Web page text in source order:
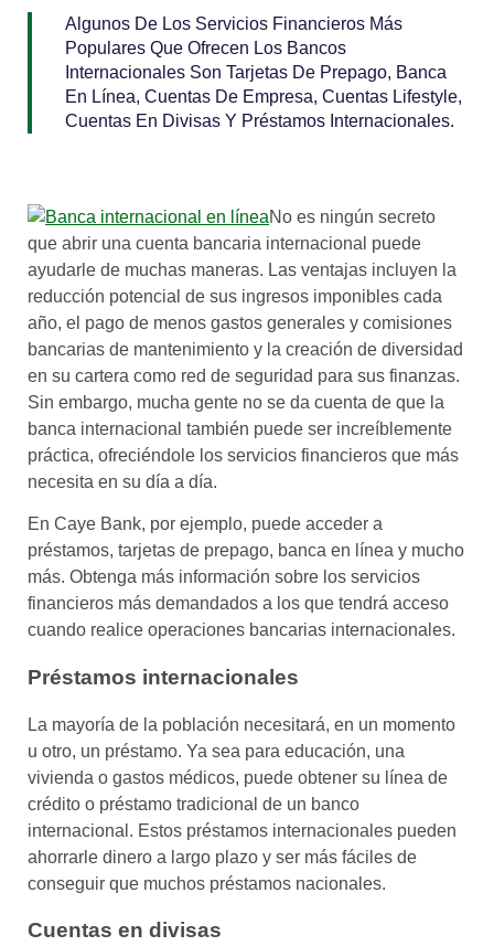
Algunos De Los Servicios Financieros Más
Populares Que Ofrecen Los Bancos
Internacionales Son Tarjetas De Prepago, Banca
En Línea, Cuentas De Empresa, Cuentas Lifestyle,
Cuentas En Divisas Y Préstamos Internacionales.
No es ningún secreto
que abrir una cuenta bancaria internacional puede
ayudarle de muchas maneras. Las ventajas incluyen la
reducción potencial de sus ingresos imponibles cada
año, el pago de menos gastos generales y comisiones
bancarias de mantenimiento y la creación de diversidad
en su cartera como red de seguridad para sus finanzas.
Sin embargo, mucha gente no se da cuenta de que la
banca internacional también puede ser increíblemente
práctica, ofreciéndole los servicios financieros que más
necesita en su día a día.
En Caye Bank, por ejemplo, puede acceder a
préstamos, tarjetas de prepago, banca en línea y mucho
más. Obtenga más información sobre los servicios
financieros más demandados a los que tendrá acceso
cuando realice operaciones bancarias internacionales.
Préstamos internacionales
La mayoría de la población necesitará, en un momento
u otro, un préstamo. Ya sea para educación, una
vivienda o gastos médicos, puede obtener su línea de
crédito o préstamo tradicional de un banco
internacional. Estos préstamos internacionales pueden
ahorrarle dinero a largo plazo y ser más fáciles de
conseguir que muchos préstamos nacionales.
Cuentas en divisas